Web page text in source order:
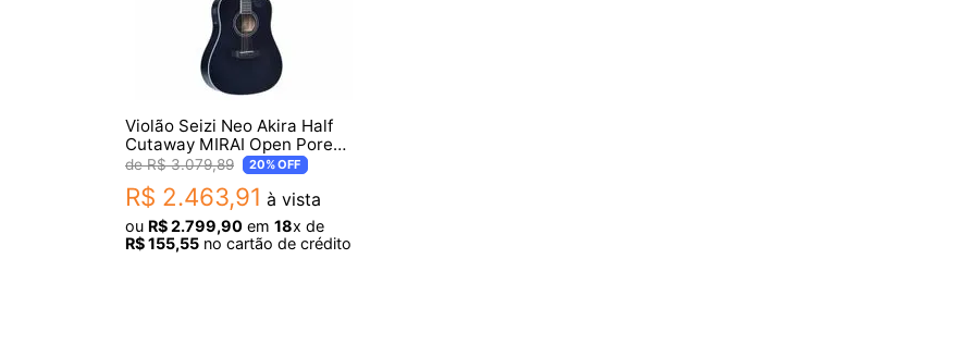
Violão Seizi Neo Akira Half
Cutaway MIRAI Open Pore
Black
R$ 3.079,89 20%OFF
R$ 2.463,91 à vista
ou R$2.799,90 em 18x de
R$155,55 no cartão de crédito